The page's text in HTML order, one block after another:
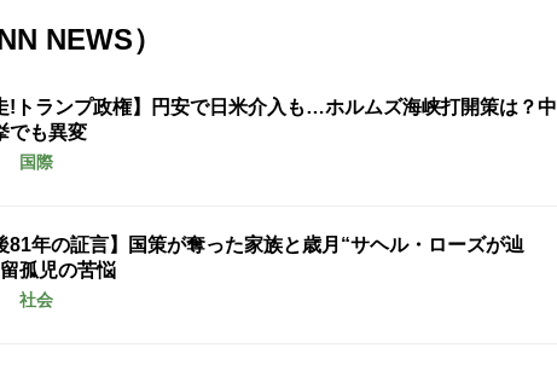
NEWS）
!トランプ政権】円安で日米介入も…ホルムズ海峡打開策は？中
でも異変
国際
81年の証言】国策が奪った家族と歳月“サヘル・ローズが辿
孤児の苦悩
社会